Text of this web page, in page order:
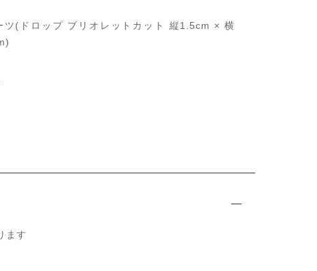
ツ(ドロップ ブリオレットカット 縦1.5cm × 横
ます